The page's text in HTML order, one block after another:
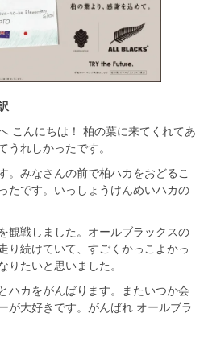
こんにちは！ 柏の葉に来てくれてあ
うれしかったです。
。みなさんの前で柏ハカをおどるこ
たです。いっしょうけんめいハカの
観戦しました。オールブラックスの
り続けていて、すごくかっこよかっ
りたいと思いました。
ハカをがんばります。またいつか会
が大好きです。がんばれ オールブラ